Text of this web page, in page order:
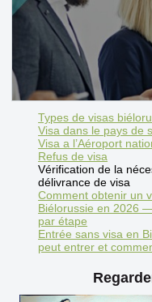
Types de visas
Visa dans le pays de
Visa a l’Aéroport
Refus de visa
Vérification de la
délivrance de visa
Comment obtenir un
Biélorussie en 2026
par étape
Entrée sans visa en
peut entrer et